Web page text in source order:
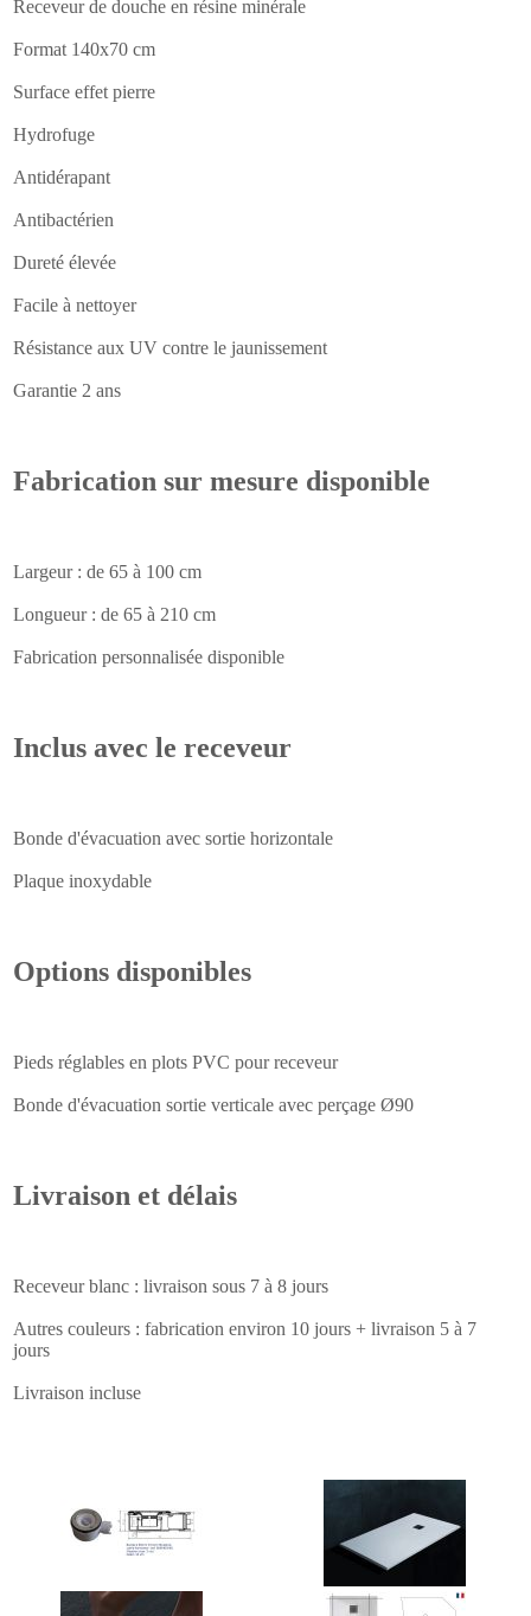
Receveur de douche en résine minérale
Format 140x70 cm
Surface effet pierre
Hydrofuge
Antidérapant
Antibactérien
Dureté élevée
Facile à nettoyer
Résistance aux UV contre le jaunissement
Garantie 2 ans
Fabrication sur mesure disponible
Largeur : de 65 à 100 cm
Longueur : de 65 à 210 cm
Fabrication personnalisée disponible
Inclus avec le receveur
Bonde d'évacuation avec sortie horizontale
Plaque inoxydable
Options disponibles
Pieds réglables en plots PVC pour receveur
Bonde d'évacuation sortie verticale avec perçage Ø90
Livraison et délais
Receveur blanc : livraison sous 7 à 8 jours
Autres couleurs : fabrication environ 10 jours + livraison 5 à 7
jours
Livraison incluse